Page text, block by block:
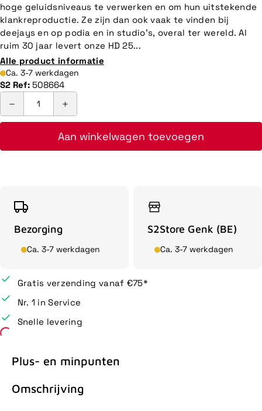
hoge geluidsniveaus te verwerken en om hun uitstekende
klankreproductie. Ze zijn dan ook vaak te vinden bij
deejays en op podia en in studio’s, overal ter wereld. Al
ruim 30 jaar levert onze HD 25...
Alle product informatie
Ca. 3-7 werkdagen
S2 Ref: 508664
Aan winkelwagen toevoegen
Bezorging
Ca. 3-7 werkdagen
S2Store Genk (BE)
Ca. 3-7 werkdagen
Gratis verzending vanaf €75*
Nr. 1 in Service
Snelle levering
Plus- en minpunten
Omschrijving